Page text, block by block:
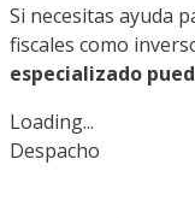
Si necesitas ayuda
fiscales como
especializado
Loading...
Despacho